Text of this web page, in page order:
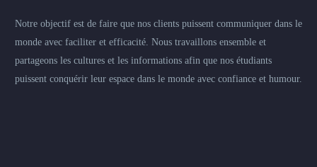
Notre objectif est de faire que nos clients puissent communiquer dans le
monde avec faciliter et efficacité. Nous travaillons ensemble et
partageons les cultures et les informations afin que nos étudiants
puissent conquérir leur espace dans le monde avec confiance et humour.